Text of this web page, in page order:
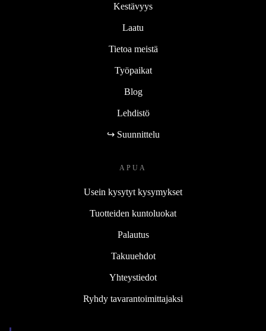
Kestävyys
Laatu
Tietoa meistä
Työpaikat
Blog
Lehdistö
↪ Suunnittelu
APUA
Usein kysytyt kysymykset
Tuotteiden kuntoluokat
Palautus
Takuuehdot
Yhteystiedot
Ryhdy tavarantoimittajaksi